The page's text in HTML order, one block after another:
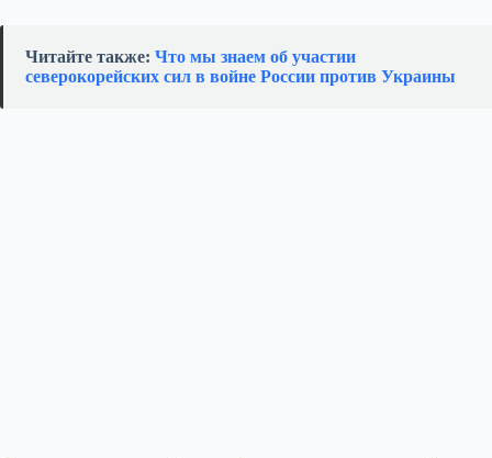
Читайте также: Что мы знаем об участии
северокорейских сил в войне России против Украины